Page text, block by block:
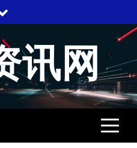
讯网